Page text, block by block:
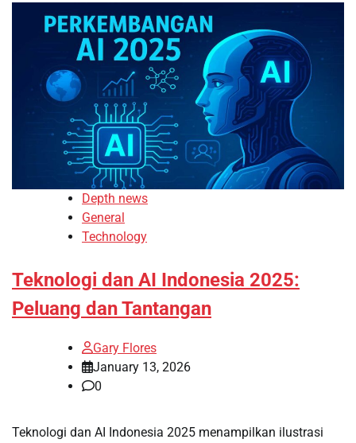
Depth news
General
Technology
Teknologi dan AI Indonesia 2025:
Peluang dan Tantangan
Gary Flores
January 13, 2026
0
Teknologi dan AI Indonesia 2025 menampilkan ilustrasi